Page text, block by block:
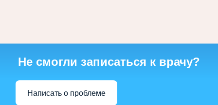
Не смогли записаться к врачу?
Написать о проблеме